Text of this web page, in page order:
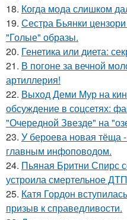
18. Когда мода слишком
19. Сестра Бьянки
"Голые" образы.
20. Генетика или диета:
21. В погоне за вечной
артиллерия!
22. Выход Деми Мур на
обсуждение в соцсетях:
"Очередной Звезде" на
23. У бероева новая тёща
главным инфоповодом.
24. Пьяная Бритни Спирс
устроила смертельное
25. Катя Гордон
призыв к справедливости.